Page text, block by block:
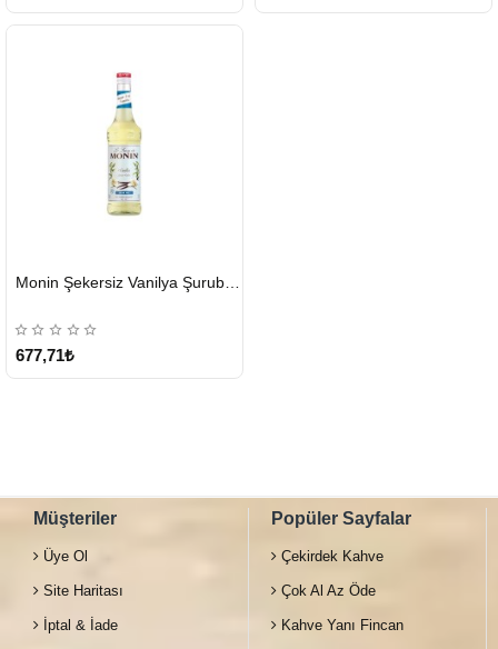
GÖNDERİ
677,71₺
Müşteriler
Üye Ol
Site Haritası
İptal & İade
Popüler Sayfalar
Çekirdek Kahve
Çok Al Az Öde
Kahve Yanı Fincan